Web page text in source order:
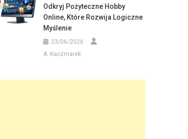
Odkryj Pożyteczne Hobby
Online, Które Rozwija Logiczne
Myślenie
23/06/2026
A. Kaczmarek